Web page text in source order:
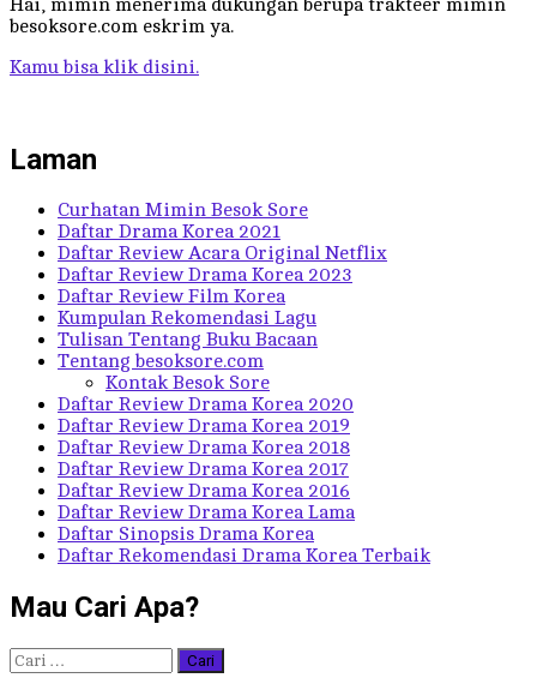
Hai, mimin menerima dukungan berupa trakteer mimin
besoksore.com eskrim ya.
Kamu bisa klik disini.
Laman
Curhatan Mimin Besok Sore
Daftar Drama Korea 2021
Daftar Review Acara Original Netflix
Daftar Review Drama Korea 2023
Daftar Review Film Korea
Kumpulan Rekomendasi Lagu
Tulisan Tentang Buku Bacaan
Tentang besoksore.com
Kontak Besok Sore
Daftar Review Drama Korea 2020
Daftar Review Drama Korea 2019
Daftar Review Drama Korea 2018
Daftar Review Drama Korea 2017
Daftar Review Drama Korea 2016
Daftar Review Drama Korea Lama
Daftar Sinopsis Drama Korea
Daftar Rekomendasi Drama Korea Terbaik
Mau Cari Apa?
Cari